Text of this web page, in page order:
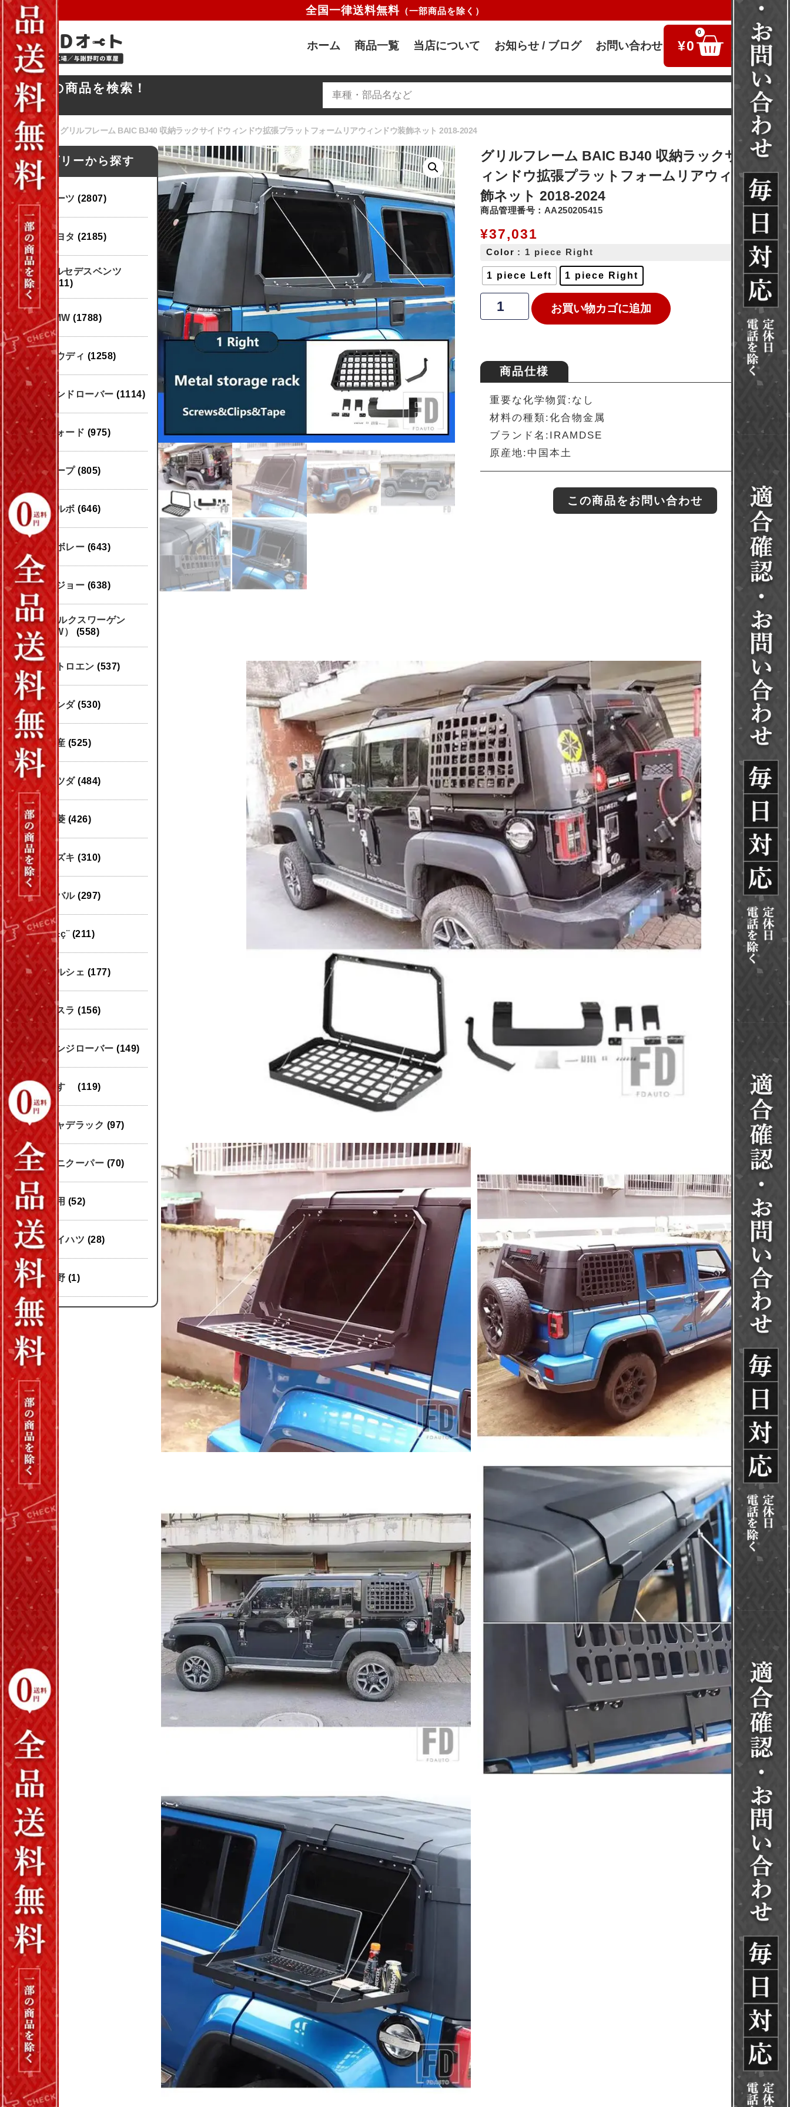
全国一律送料無料 （一部商品を除く）
ホーム 商品一覧 当店について お知らせ / ブログ お問い合わせ ¥0
0
お探しの商品を検索！
検索
ホーム/パーツ / グリルフレーム BAIC BJ40 収納ラックサイドウィンドウ拡張プラットフォームリアウィンドウ装飾ネット 2018-2024
カテゴリーから探す
パーツ (2807)
トヨタ (2185)
メルセデスベンツ
(1911)
BMW (1788)
アウディ (1258)
ランドローバー (1114)
フォード (975)
ジープ (805)
ボルボ (646)
シボレー (643)
プジョー (638)
フォルクスワーゲン
（VW） (558)
シトロエン (537)
ホンダ (530)
日産 (525)
マツダ (484)
三菱 (426)
スズキ (310)
スバル (297)
æ±ç¨ (211)
ポルシェ (177)
テスラ (156)
レンジローバー (149)
いすゞ (119)
キャデラック (97)
ミニクーパー (70)
汎用 (52)
ダイハツ (28)
日野 (1)
グリルフレーム BAIC BJ40 収納ラックサイドウ
ィンドウ拡張プラットフォームリアウィンドウ装
飾ネット 2018-2024
商品管理番号：AA250205415
¥37,031
Color : 1 piece Right
1 piece Left 1 piece Right
お買い物カゴに追加
商品仕様
重要な化学物質:なし
材料の種類:化合物金属
ブランド名:IRAMDSE
原産地:中国本土
この商品をお問い合わせ